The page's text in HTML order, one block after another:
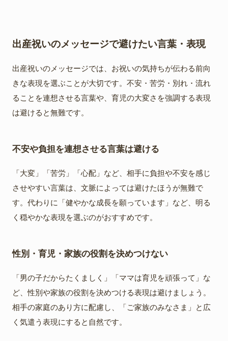
出産祝いのメッセージで避けたい言葉・表現
出産祝いのメッセージでは、お祝いの気持ちが伝わる前向
きな表現を選ぶことが大切です。不安・苦労・別れ・流れ
ることを連想させる言葉や、育児の大変さを強調する表現
は避けると無難です。
不安や負担を連想させる言葉は避ける
「大変」「苦労」「心配」など、相手に負担や不安を感じ
させやすい言葉は、文脈によっては避けたほうが無難で
す。代わりに「健やかな成長を願っています」など、明る
く穏やかな表現を選ぶのがおすすめです。
性別・育児・家族の役割を決めつけない
「男の子だからたくましく」「ママは育児を頑張って」な
ど、性別や家族の役割を決めつける表現は避けましょう。
相手の家庭のあり方に配慮し、「ご家族のみなさま」と広
く気遣う表現にすると自然です。